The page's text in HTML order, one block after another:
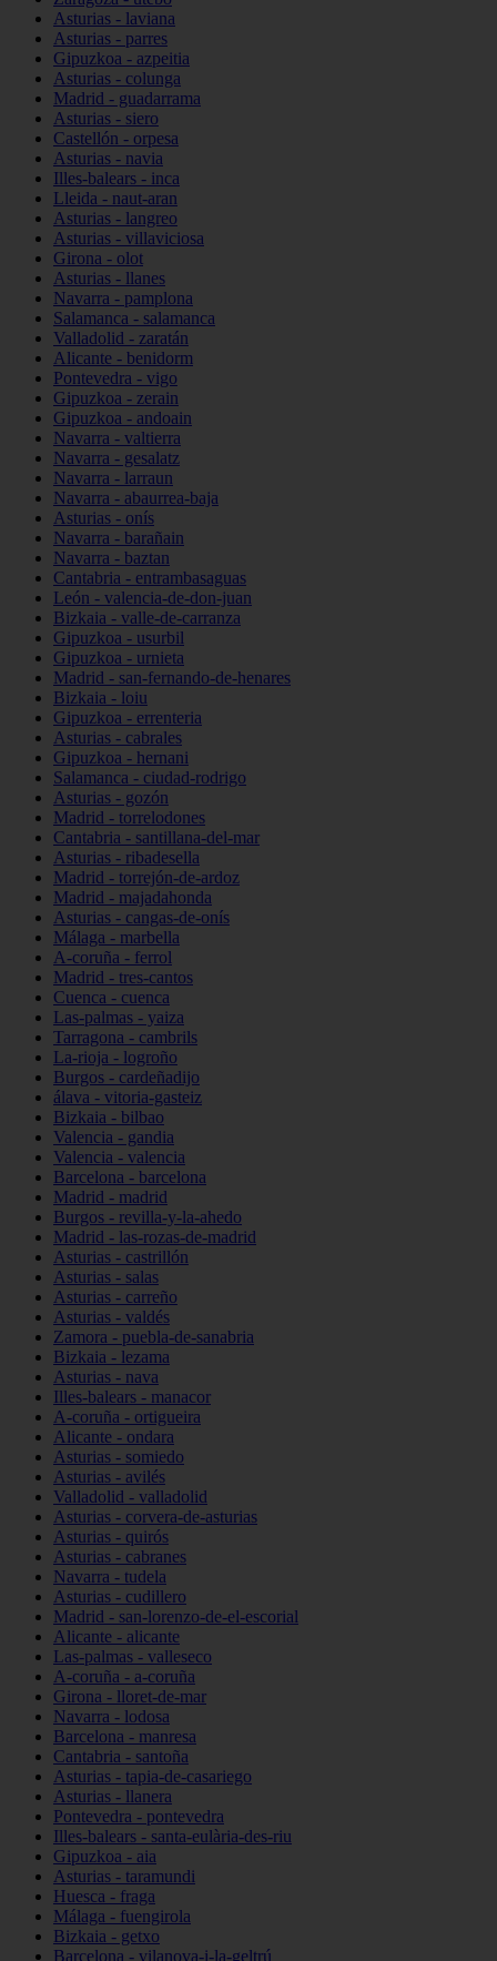
Asturias - laviana
Asturias - parres
Gipuzkoa - azpeitia
Asturias - colunga
Madrid - guadarrama
Asturias - siero
Castellón - orpesa
Asturias - navia
Illes-balears - inca
Lleida - naut-aran
Asturias - langreo
Asturias - villaviciosa
Girona - olot
Asturias - llanes
Navarra - pamplona
Salamanca - salamanca
Valladolid - zaratán
Alicante - benidorm
Pontevedra - vigo
Gipuzkoa - zerain
Gipuzkoa - andoain
Navarra - valtierra
Navarra - gesalatz
Navarra - larraun
Navarra - abaurrea-baja
Asturias - onís
Navarra - barañain
Navarra - baztan
Cantabria - entrambasaguas
León - valencia-de-don-juan
Bizkaia - valle-de-carranza
Gipuzkoa - usurbil
Gipuzkoa - urnieta
Madrid - san-fernando-de-henares
Bizkaia - loiu
Gipuzkoa - errenteria
Asturias - cabrales
Gipuzkoa - hernani
Salamanca - ciudad-rodrigo
Asturias - gozón
Madrid - torrelodones
Cantabria - santillana-del-mar
Asturias - ribadesella
Madrid - torrejón-de-ardoz
Madrid - majadahonda
Asturias - cangas-de-onís
Málaga - marbella
A-coruña - ferrol
Madrid - tres-cantos
Cuenca - cuenca
Las-palmas - yaiza
Tarragona - cambrils
La-rioja - logroño
Burgos - cardeñadijo
álava - vitoria-gasteiz
Bizkaia - bilbao
Valencia - gandia
Valencia - valencia
Barcelona - barcelona
Madrid - madrid
Burgos - revilla-y-la-ahedo
Madrid - las-rozas-de-madrid
Asturias - castrillón
Asturias - salas
Asturias - carreño
Asturias - valdés
Zamora - puebla-de-sanabria
Bizkaia - lezama
Asturias - nava
Illes-balears - manacor
A-coruña - ortigueira
Alicante - ondara
Asturias - somiedo
Asturias - avilés
Valladolid - valladolid
Asturias - corvera-de-asturias
Asturias - quirós
Asturias - cabranes
Navarra - tudela
Asturias - cudillero
Madrid - san-lorenzo-de-el-escorial
Alicante - alicante
Las-palmas - valleseco
A-coruña - a-coruña
Girona - lloret-de-mar
Navarra - lodosa
Barcelona - manresa
Cantabria - santoña
Asturias - tapia-de-casariego
Asturias - llanera
Pontevedra - pontevedra
Illes-balears - santa-eulària-des-riu
Gipuzkoa - aia
Asturias - taramundi
Huesca - fraga
Málaga - fuengirola
Bizkaia - getxo
Barcelona - vilanova-i-la-geltrú